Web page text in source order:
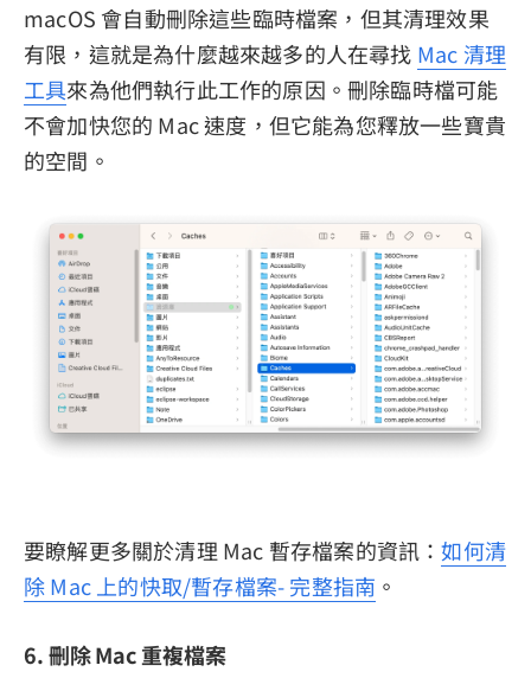
macOS 會自動刪除這些臨時檔案，但其清理效果
有限，這就是為什麼越來越多的人在尋找 Mac 清理
工具來為他們執行此工作的原因。刪除臨時檔可能
不會加快您的 Mac 速度，但它能為您釋放一些寶貴
的空間。
要瞭解更多關於清理 Mac 暫存檔案的資訊：如何清
除 Mac 上的快取/暫存檔案- 完整指南 。
6. 刪除 Mac 重複檔案